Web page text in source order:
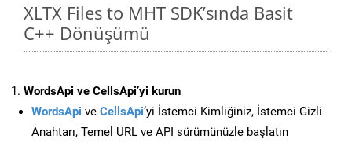
XLTX Files to MHT SDK’sında Basit
C++ Dönüşümü
WordsApi ve CellsApi’yi kurun
WordsApi ve CellsApi‘yi İstemci Kimliğiniz, İstemci Gizli
Anahtarı, Temel URL ve API sürümünüzle başlatın